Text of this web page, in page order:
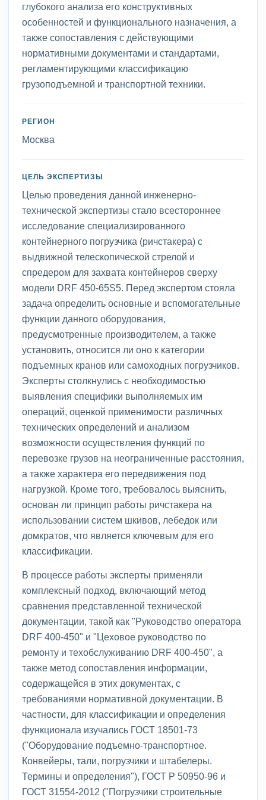
глубокого анализа его конструктивных
особенностей и функционального назначения, а
также сопоставления с действующими
нормативными документами и стандартами,
регламентирующими классификацию
грузоподъемной и транспортной техники.
РЕГИОН
Москва
ЦЕЛЬ ЭКСПЕРТИЗЫ
Целью проведения данной инженерно-
технической экспертизы стало всестороннее
исследование специализированного
контейнерного погрузчика (ричстакера) с
выдвижной телескопической стрелой и
спредером для захвата контейнеров сверху
модели DRF 450-65S5. Перед экспертом стояла
задача определить основные и вспомогательные
функции данного оборудования,
предусмотренные производителем, а также
установить, относится ли оно к категории
подъемных кранов или самоходных погрузчиков.
Эксперты столкнулись с необходимостью
выявления специфики выполняемых им
операций, оценкой применимости различных
технических определений и анализом
возможности осуществления функций по
перевозке грузов на неограниченные расстояния,
а также характера его передвижения под
нагрузкой. Кроме того, требовалось выяснить,
основан ли принцип работы ричстакера на
использовании систем шкивов, лебедок или
домкратов, что является ключевым для его
классификации.
В процессе работы эксперты применяли
комплексный подход, включающий метод
сравнения представленной технической
документации, такой как "Руководство оператора
DRF 400-450" и "Цеховое руководство по
ремонту и техобслуживанию DRF 400-450", а
также метод сопоставления информации,
содержащейся в этих документах, с
требованиями нормативной документации. В
частности, для классификации и определения
функционала изучались ГОСТ 18501-73
("Оборудование подъемно-транспортное.
Конвейеры, тали, погрузчики и штабелеры.
Термины и определения"), ГОСТ Р 50950-96 и
ГОСТ 31554-2012 ("Погрузчики строительные